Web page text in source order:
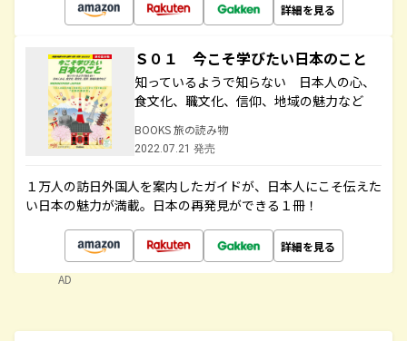
詳細を見る
Ｓ０１ 今こそ学びたい日本のこと
知っているようで知らない 日本人の心、
食文化、職文化、信仰、地域の魅力など
BOOKS 旅の読み物
2022.07.21 発売
１万人の訪日外国人を案内したガイドが、日本人にこそ伝えた
い日本の魅力が満載。日本の再発見ができる１冊！
詳細を見る
AD